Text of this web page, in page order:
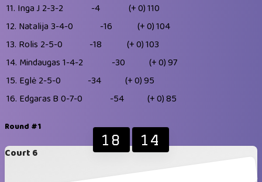
11. Inga J 2-3-2 -4 (+ 0)110
12. Natalija 3-4-0 -16 (+ 0)104
13. Rolis 2-5-0 -18 (+ 0)103
14. Mindaugas 1-4-2 -30 (+ 0)97
15. Eglė 2-5-0 -34 (+ 0)95
16. Edgaras B 0-7-0 -54 (+ 0)85
Round #1
Court 6
18 14